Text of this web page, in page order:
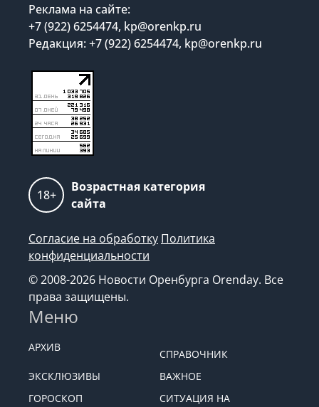
Реклама на сайте:
+7 (922) 6254474, kp@orenkp.ru
Редакция: +7 (922) 6254474, kp@orenkp.ru
18+
Возрастная категория
сайта
Согласие на обработку Политика
конфиденциальности
© 2008-2026 Новости Оренбурга Orenday. Все
права защищены.
Меню
АРХИВ
СПРАВОЧНИК
ЭКСКЛЮЗИВЫ
ВАЖНОЕ
ГОРОСКОП
СИТУАЦИЯ НА